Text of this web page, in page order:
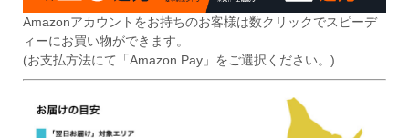
Amazonアカウントをお持ちのお客様は数クリックでスピーデ
ィーにお買い物ができます。
(お支払方法にて「Amazon Pay」をご選択ください。)